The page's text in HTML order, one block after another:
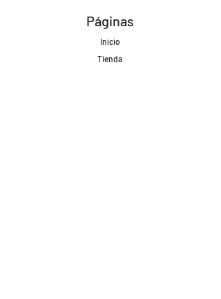
Páginas
Inicio
Tienda